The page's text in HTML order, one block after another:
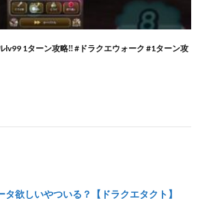
タ欲しいやついる？【ドラクエタクト】